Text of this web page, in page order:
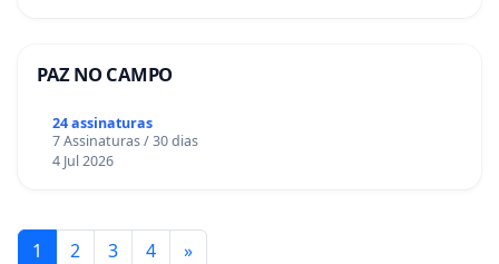
PAZ NO CAMPO
24 assinaturas
7 Assinaturas / 30 dias
4 Jul 2026
1 2 3 4 »